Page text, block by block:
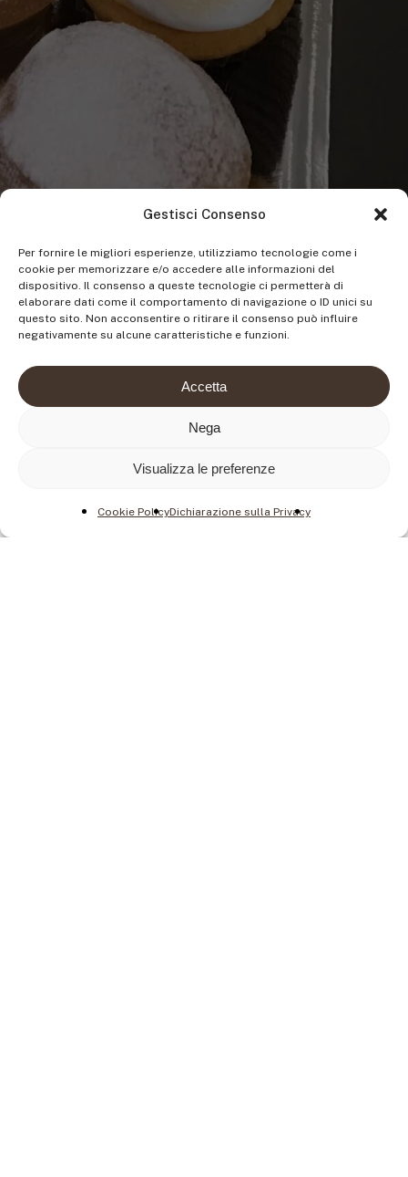
Gestisci Consenso
Per fornire le migliori esperienze, utilizziamo tecnologie come i
cookie per memorizzare e/o accedere alle informazioni del
dispositivo. Il consenso a queste tecnologie ci permetterà di
elaborare dati come il comportamento di navigazione o ID unici su
questo sito. Non acconsentire o ritirare il consenso può influire
negativamente su alcune caratteristiche e funzioni.
Accetta
Nega
Visualizza le preferenze
Cookie PolicyDichiarazione sulla Privacy